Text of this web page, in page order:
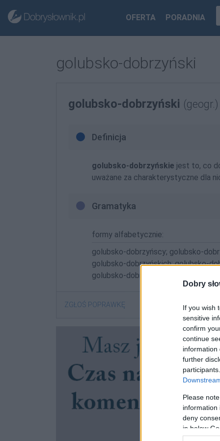
Dobry
If you wish
sensitive
confirm
continue
information
further
Please
information
deny
in below
OFERTA PORADNIA
golubsko-dobrzyński
golubsko-dobrzyński (geogr.)
Definicja
golubsko-dobrzyńskie jest to, co
uważane za charakterystyczne dla
Gramatyka
formy alfabetycznie:
golubsko-dobrzyńscy; golubsko-
golubsko-dobrzyńskich; golubsko-
golubsko-dobrzyńskiemu; golubsko-
ZGŁOŚ POPRAWKĘ